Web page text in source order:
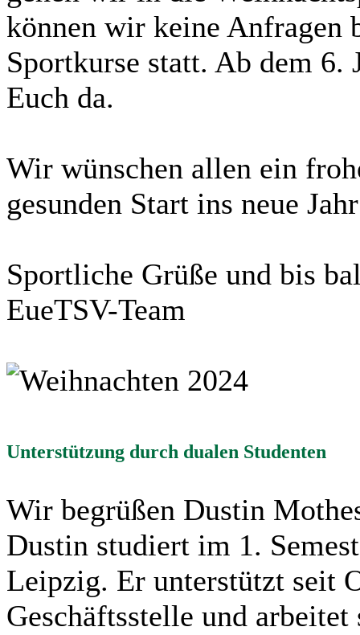
können wir keine Anfragen
Sportkurse statt. Ab dem
Euch da.
Wir wünschen allen ein
gesunden Start ins neue
Sportliche Grüße und bis
EueTSV-Team
Unterstützung durch dualen Studenten
Wir begrüßen Dustin
Dustin studiert im 1.
Leipzig. Er unterstützt seit
Geschäftsstelle und